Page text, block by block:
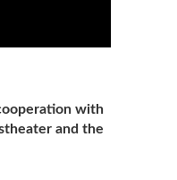
with
and the